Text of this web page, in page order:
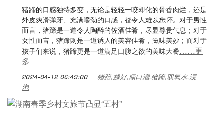
猪蹄的口感独特多变，无论是轻轻一咬即化的骨香肉烂，还是
外皮爽滑弹牙、充满嚼劲的口感，都令人难以忘怀。对于男性
而言，猪蹄是一道令人陶醉的佐酒佳肴，尽显尊贵气息；对于
女性而言，猪蹄则是一道诱人的美容佳肴，滋味美妙；而对于
孩子们来说，猪蹄更是一道满足口腹之欲的美味大餐……更
多
2024-04-12 06:49:00
猪蹄,越好,顺口溜,猪蹄,双氧水,浸
泡